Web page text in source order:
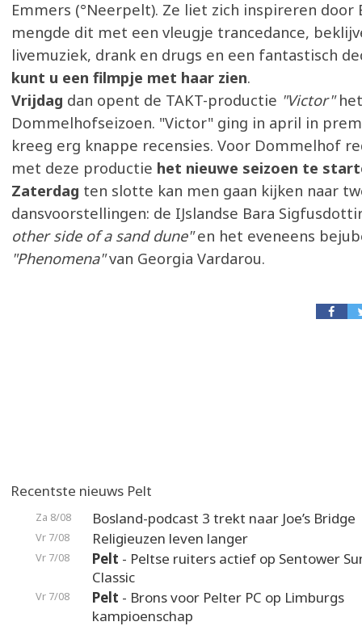
Emmers (°Neerpelt). Ze liet zich inspireren door
mengde dit met een vleugje trancedance,
livemuziek, drank en drugs en een fantastisch
kunt u een filmpje met haar zien.
Vrijdag dan opent de TAKT-productie "Victor"
Dommelhofseizoen. "Victor" ging in april in
kreeg erg knappe recensies. Voor Dommelhof
met deze productie het nieuwe seizoen te
Zaterdag ten slotte kan men gaan kijken naar
dansvoorstellingen: de IJslandse Bara
other side of a sand dune"en het eveneens
"Phenomena"van Georgia Vardarou.
Recentste nieuws Pelt
Za 8/08 Bosland-podcast 3 trekt naar Joe’s Bridge
Vr 7/08 Religieuzen leven langer
Vr 7/08 Pelt - Peltse ruiters actief op Sentower
Classic
Vr 7/08 Pelt - Brons voor Pelter PC op Limburgs
kampioenschap